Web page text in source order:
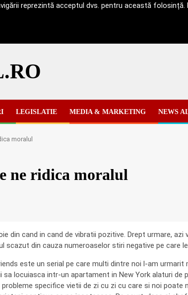
reprezintă acceptul dvs. pentru această
LEGISLATIE MEDIA & MARKETING NEWS
moralul
ne ridica moralul
din cand in cand de vibratii pozitive. Drept urmare, azi
scazut din cauza numeroaselor stiri negative pe care
este un serial pe care multi dintre noi l-am urmarit
locuiasca intr-un apartament in New York alaturi de
specifice vietii de zi cu zi cu care si noi